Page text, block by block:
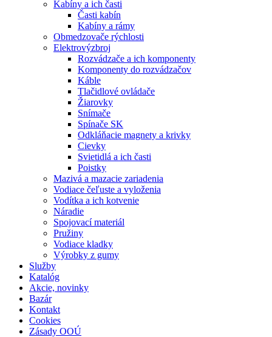
Kabíny a ich časti
Časti kabín
Kabíny a rámy
Obmedzovače rýchlosti
Elektrovýzbroj
Rozvádzače a ich komponenty
Komponenty do rozvádzačov
Káble
Tlačidlové ovládače
Žiarovky
Snímače
Spínače SK
Odkláňacie magnety a krivky
Cievky
Svietidlá a ich časti
Poistky
Mazivá a mazacie zariadenia
Vodiace čeľuste a vyloženia
Vodítka a ich kotvenie
Náradie
Spojovací materiál
Pružiny
Vodiace kladky
Výrobky z gumy
Služby
Katalóg
Akcie, novinky
Bazár
Kontakt
Cookies
Zásady OOÚ